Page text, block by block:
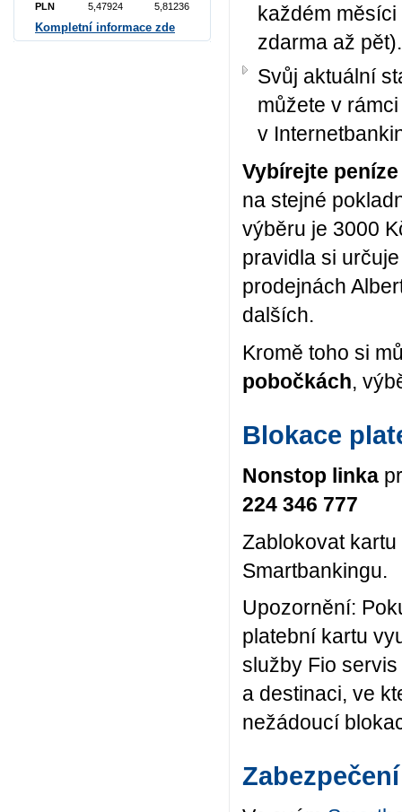
každém
zdarma až pět).
Svůj aktuální
můžete v
v
Vybírejte
na stejné
výběru je 3000
pravidla si
prodejnách
dalších.
Kromě toho si
pobočkách,
Blokace
Nonstop linka
224 346 777
Zablokovat
Smartbankingu.
Upozornění:
platební kartu
služby Fio
a destinaci, ve
nežádoucí
Zabezpečení
PLN
5,47924 5,81236
Kompletní informace zde